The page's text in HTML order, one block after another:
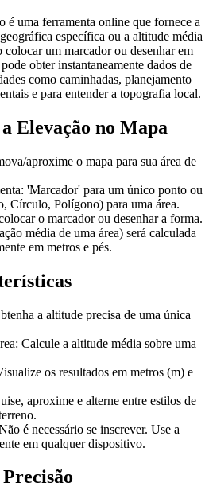
é uma ferramenta online que fornece a
específica ou a altitude média
colocar um marcador ou desenhar em
obter instantaneamente dados de
como caminhadas, planejamento
e para entender a topografia local.
Elevação no Mapa
aproxime o mapa para sua área de
'Marcador' para um único ponto ou
Círculo, Polígono) para uma área.
o marcador ou desenhar a forma.
média de uma área) será calculada
em metros e pés.
a altitude precisa de uma única
Calcule a altitude média sobre uma
os resultados em metros (m) e
aproxime e alterne entre estilos de
é necessário se inscrever. Use a
em qualquer dispositivo.